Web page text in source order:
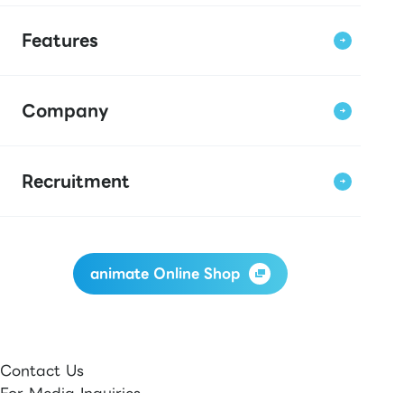
Features
Company
Recruitment
animate Online Shop
Contact Us